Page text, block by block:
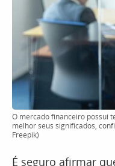
O mercado financeiro possui
melhor seus significados,
Freepik)
É seguro afirmar